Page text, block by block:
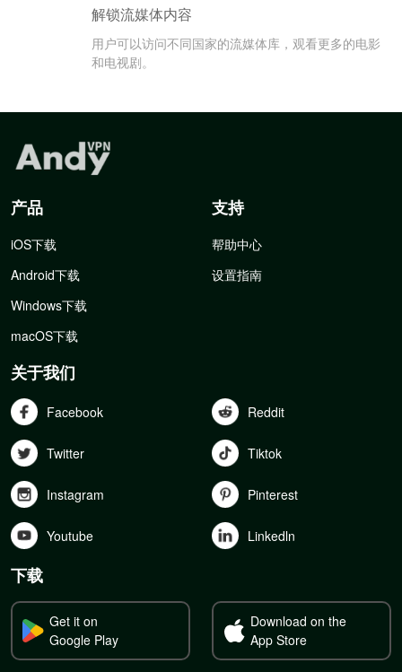
解锁流媒体内容
用户可以访问不同国家的流媒体库，观看更多的电影
和电视剧。
产品
iOS下载
Android下载
Windows下载
macOS下载
支持
帮助中心
设置指南
关于我们
Facebook Reddit
Twitter Tiktok
Instagram Pinterest
Youtube Linkedln
下载
Get it on
Google Play
Download on the
App Store